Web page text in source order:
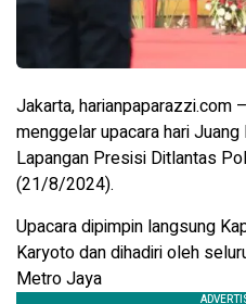
Jakarta, harianpaparazzi.com
menggelar upacara hari
Lapangan Presisi Ditlantas
(21/8/2024).
Upacara dipimpin langsung
Karyoto dan dihadiri oleh
Metro Jaya